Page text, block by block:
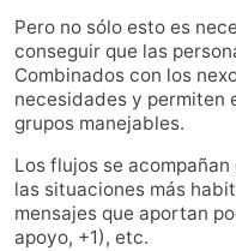
Pero no sólo esto es
conseguir que las
Combinados con los
necesidades y permiten
grupos manejables.
Los flujos se
las situaciones más
mensajes que aportan
apoyo, +1), etc.